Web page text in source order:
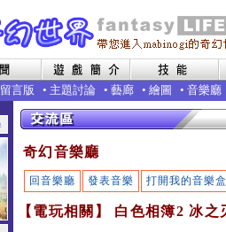
留言版 • 主題討論 • 藝廊 • 繪圖 • 音樂廳
奇幻音樂廳
回音樂廳 發表音樂 打開我的音樂盒
【電玩相關】 白色相簿2 冰之